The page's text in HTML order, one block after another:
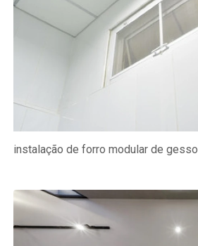
instalação de forro modular de gesso